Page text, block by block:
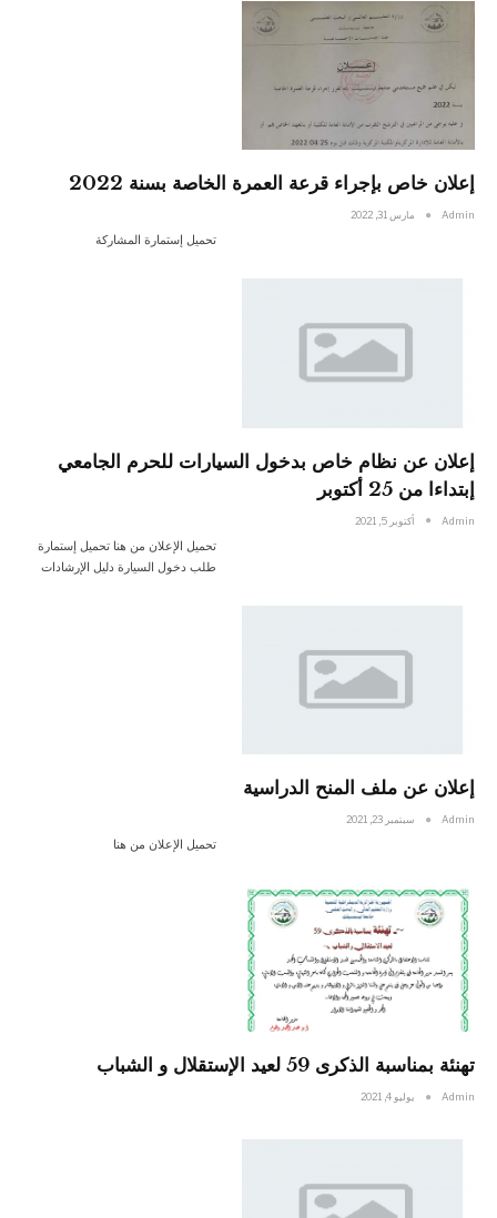
إعلان خاص بإجراء قرعة العمرة الخاصة بسنة 2022
Admin مارس 31, 2022
تحميل إستمارة المشاركة
إعلان عن نظام خاص بدخول السيارات للحرم الجامعي
إبتداءا من 25 أكتوبر
Admin أكتوبر 5, 2021
تحميل الإعلان من هنا تحميل إستمارة
طلب دخول السيارة دليل الإرشادات
إعلان عن ملف المنح الدراسية
Admin سبتمبر 23, 2021
تحميل الإعلان من هنا
تهنئة بمناسبة الذكرى 59 لعيد الإستقلال و الشباب
Admin يوليو 4, 2021